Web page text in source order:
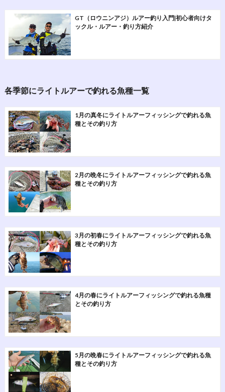
GT（ロウニンアジ）ルアー釣り入門|初心者向けタ
ックル・ルアー・釣り方紹介
各季節にライトルアーで釣れる魚種一覧
1月の真冬にライトルアーフィッシングで釣れる魚
種とその釣り方
2月の晩冬にライトルアーフィッシングで釣れる魚
種とその釣り方
3月の初春にライトルアーフィッシングで釣れる魚
種とその釣り方
4月の春にライトルアーフィッシングで釣れる魚種
とその釣り方
5月の晩春にライトルアーフィッシングで釣れる魚
種とその釣り方